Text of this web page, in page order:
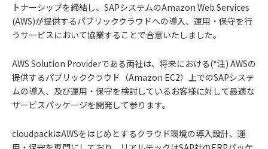
トナーシップを締結し、SAPシステムのAmazon Web Services
(AWS)が提供するパブリッククラウドへの導入、運用・保守を行
うサービスにおいて協業することで合意いたしました。
AWS Solution Providerである両社は、将来における(*注) AWSの
提供するパブリッククラウド（Amazon EC2）上でのSAPシステ
ムの導入、及び運用・保守を検討しているお客様に対して最適な
サービスパッケージを開発して参ります。
cloudpackはAWSをはじめとするクラウド環境の導入設計、運